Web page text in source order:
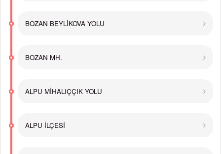
BOZAN BEYLİKOVA YOLU
BOZAN MH.
ALPU MİHALIÇÇIK YOLU
ALPU İLÇESİ